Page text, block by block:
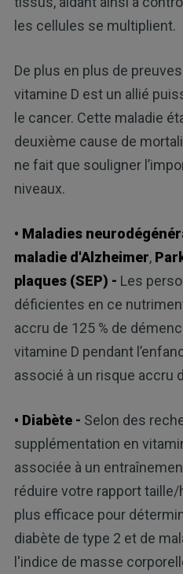
les cellules se multiplient.
De plus en plus de
vitamine D est un allié
le cancer. Cette maladie
deuxième cause de
ne fait que souligner
niveaux.
• Maladies
maladie d'Alzheimer,
plaques (SEP) - Les
déficientes en ce
accru de 125 % de
vitamine D pendant
associé à un risque accru
• Diabète - Selon des
supplémentation en
associée à un
réduire votre rapport
plus efficace pour
diabète de type 2 et de
l'indice de masse